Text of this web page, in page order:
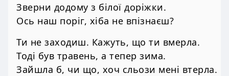
Зверни додому з білої доріжки.
Ось наш поріг, хіба не впізнаєш?
Ти не заходиш. Кажуть, що ти вмерла.
Тоді був травень, а тепер зима.
Зайшла б, чи що, хоч сльози мені втерла.